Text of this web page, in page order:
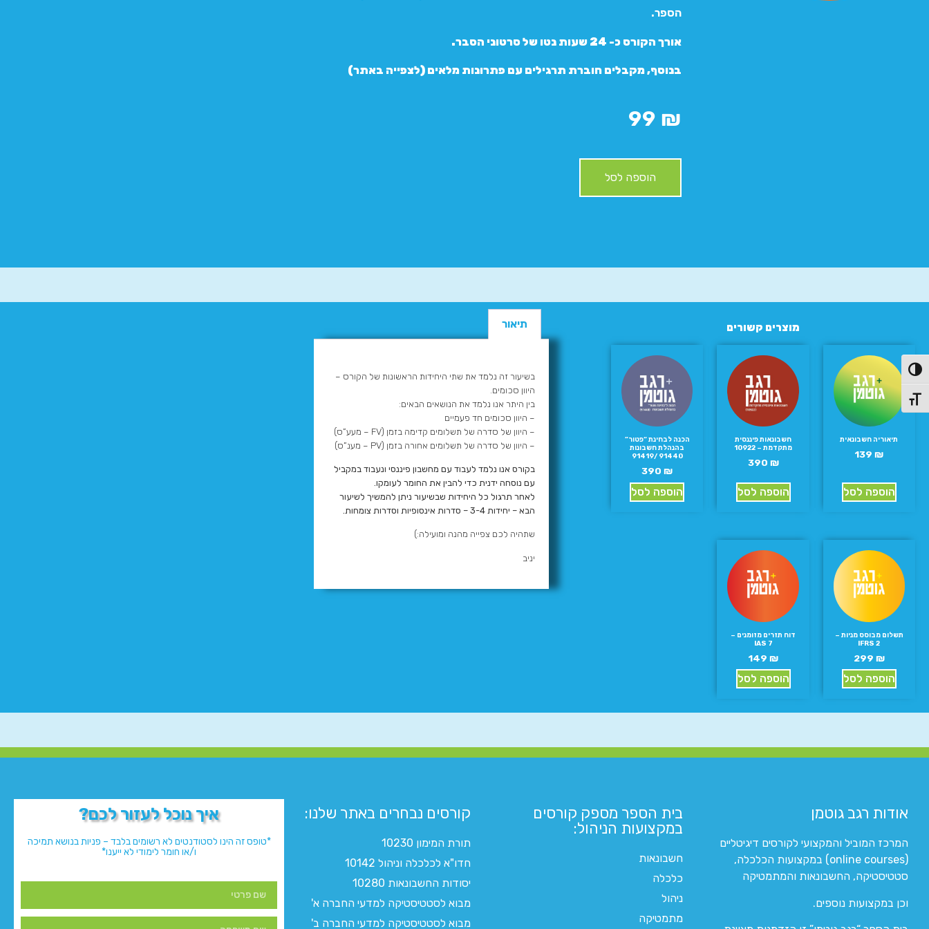
הפעל/כבה ניגודיות גבוהה
מתג גודל גופן
הספר.
אורך הקורס כ- 24 שעות נטו של סרטוני הסבר.
בנוסף, מקבלים חוברת תרגילים עם פתרונות מלאים (לצפייה באתר)
99 ₪
הוספה לסל
מוצרים קשורים
תיאוריה חשבונאית
139 ₪
הוספה לסל
חשבונאות פיננסית
מתקדמת – 10922
390 ₪
הוספה לסל
הכנה לבחינת “פטור”
בהנהלת חשבונות
91440 /91419
390₪
הוספה לסל
תשלום מבוסס מניות –
IFRS 2
299 ₪
הוספה לסל
דוח תזרים מזומנים –
IAS 7
149 ₪
הוספה לסל
תיאור
בשיעור זה נלמד את שתי היחידות הראשונות של הקורס –
היוון סכומים.
בין היתר אנו נלמד את הנושאים הבאים:
– היוון סכומים חד פעמיים
– היוון של סדרה של תשלומים קדימה בזמן (FV – מעע”ס)
– היוון של סדרה של תשלומים אחורה בזמן (PV – מענ”ס)
בקורס אנו נלמד לעבוד עם מחשבון פיננסי ונעבוד במקביל
עם נוסחה ידנית כדי להבין את החומר לעומקו.
לאחר תרגול כל היחידות שבשיעור ניתן להמשיך לשיעור
הבא – יחידות 3-4 – סדרות אינסופיות וסדרות צומחות.
שתהיה לכם צפייה מהנה ומועילה:)
יניב
אודות רגב גוטמן
המרכז המוביל והמקצועי לקורסים דיגיטליים
(online courses) במקצועות הכלכלה,
סטטיסטיקה, החשבונאות והמתמטיקה
וכן במקצועות נוספים.
בית הספר מספק קורסים
במקצועות הניהול:
חשבונאות
כלכלה
ניהול
מתמטיקה
קורסים נבחרים באתר שלנו:​
תורת המימון 10230
חדו"א לכלכלה וניהול 10142
יסודות החשבונאות 10280
מבוא לסטטיסטיקה למדעי החברה א'
מבוא לסטטיסטיקה למדעי החברה ב'
איך נוכל לעזור לכם?
*טופס זה הינו לסטודנטים לא רשומים בלבד – פניות בנושא תמיכה
ו/או חומר לימודי לא ייענו*